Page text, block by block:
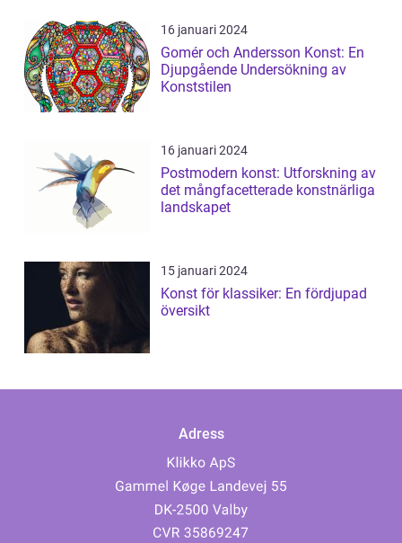
16 januari 2024
Gomér och Andersson Konst: En
Djupgående Undersökning av
Konststilen
16 januari 2024
Postmodern konst: Utforskning av
det mångfacetterade konstnärliga
landskapet
15 januari 2024
Konst för klassiker: En fördjupad
översikt
Adress